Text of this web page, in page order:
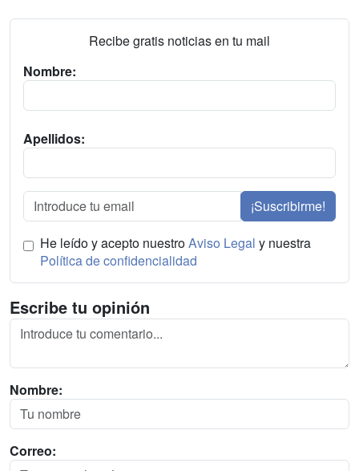
Recibe gratis noticias en tu mail
Nombre:
Apellidos:
¡Suscribirme!
He leído y acepto nuestroAviso Legal y nuestra
Política de confidencialidad
Escribe tu opinión
Nombre:
Correo: